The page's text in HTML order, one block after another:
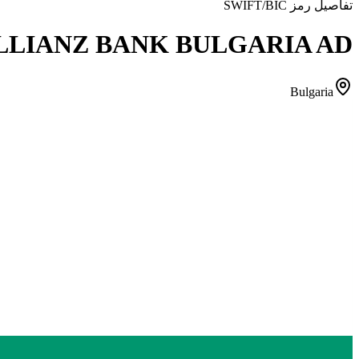
تفاصيل رمز SWIFT/BIC
BANK BULGARIA AD
Bulgaria